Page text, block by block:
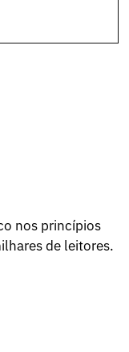
nos princípios
de leitores.